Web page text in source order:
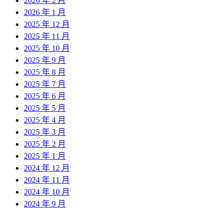
2026 年 1 月
2025 年 12 月
2025 年 11 月
2025 年 10 月
2025 年 9 月
2025 年 8 月
2025 年 7 月
2025 年 6 月
2025 年 5 月
2025 年 4 月
2025 年 3 月
2025 年 2 月
2025 年 1 月
2024 年 12 月
2024 年 11 月
2024 年 10 月
2024 年 9 月